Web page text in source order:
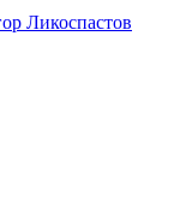
Ликоспастов